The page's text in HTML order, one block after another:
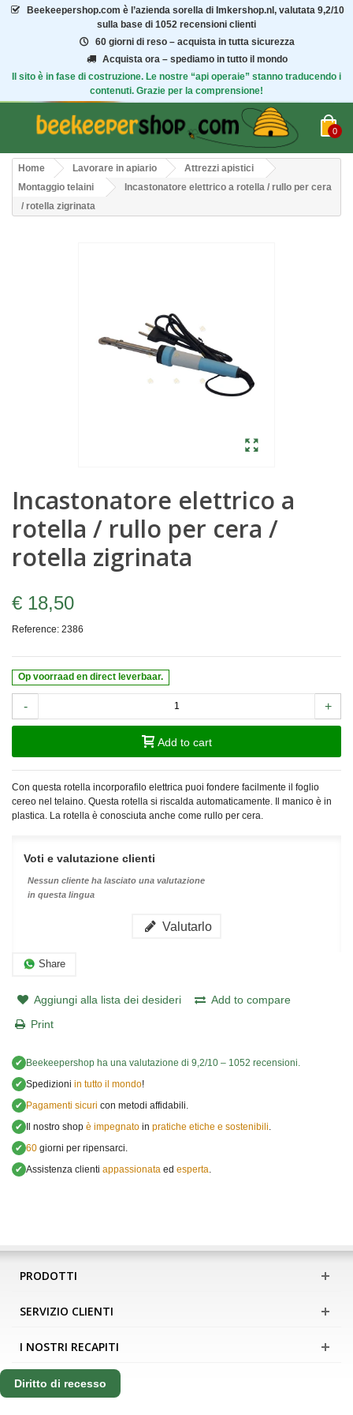
Beekeepershop.com è l’azienda sorella di Imkershop.nl, valutata 9,2/10
sulla base di 1052 recensioni clienti
60 giorni di reso – acquista in tutta sicurezza
Acquista ora – spediamo in tutto il mondo
Il sito è in fase di costruzione. Le nostre “api operaie” stanno traducendo i
contenuti. Grazie per la comprensione!
0
Home Lavorare in apiario
Attrezzi apistici
Montaggio telaini
Incastonatore elettrico a rotella / rullo per cera
/ rotella zigrinata
Incastonatore elettrico a
rotella / rullo per cera /
rotella zigrinata
€ 18,50
Reference: 2386
Op voorraad en direct leverbaar.
- +
Add to cart
Con questa rotella incorporafilo elettrica puoi fondere facilmente il foglio
cereo nel telaino. Questa rotella si riscalda automaticamente. Il manico è in
plastica. La rotella è conosciuta anche come rullo per cera.
Voti e valutazione clienti
Nessun cliente ha lasciato una valutazione
in questa lingua
Valutarlo
Share
Aggiungi alla lista dei desideri
Add to compare
Print
✔ Beekeepershop ha una valutazione di 9,2/10 – 1052 recensioni.
✔ Spedizioni in tutto il mondo!
✔ Pagamenti sicuri con metodi affidabili.
✔ Il nostro shop è impegnato in pratiche etiche e sostenibili
✔ 60 giorni per ripensarci.
✔ Assistenza clienti appassionata ed esperta
PRODOTTI
SERVIZIO CLIENTI
I NOSTRI RECAPITI
Diritto di recesso